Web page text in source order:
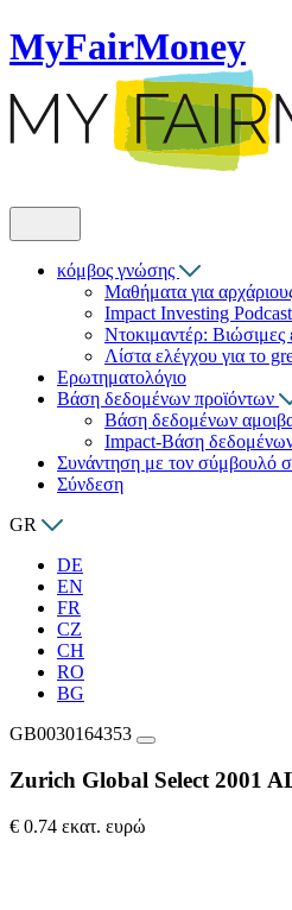
MyFairMoney
κόμβος γνώσης
Μαθήματα για
Impact Investing Podcast
Ντοκιμαντέρ: Βιώσιμες
Λίστα ελέγχου για το
Ερωτηματολόγιο
Βάση δεδομένων προϊόντων
Βάση δεδομένων
Impact-Βάση
Συνάντηση με τον σύμβουλό
Σύνδεση
GR
DE
EN
FR
CZ
CH
RO
BG
GB0030164353
Zurich Global Select 2001
€ 0.74 εκατ. ευρώ